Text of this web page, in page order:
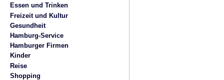
Essen und Trinken
Freizeit und Kultur
Gesundheit
Hamburg-Service
Hamburger Firmen
Kinder
Reise
Shopping